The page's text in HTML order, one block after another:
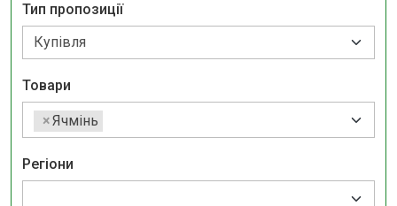
Тип пропозиції
Товари
×Ячмінь
Регіони